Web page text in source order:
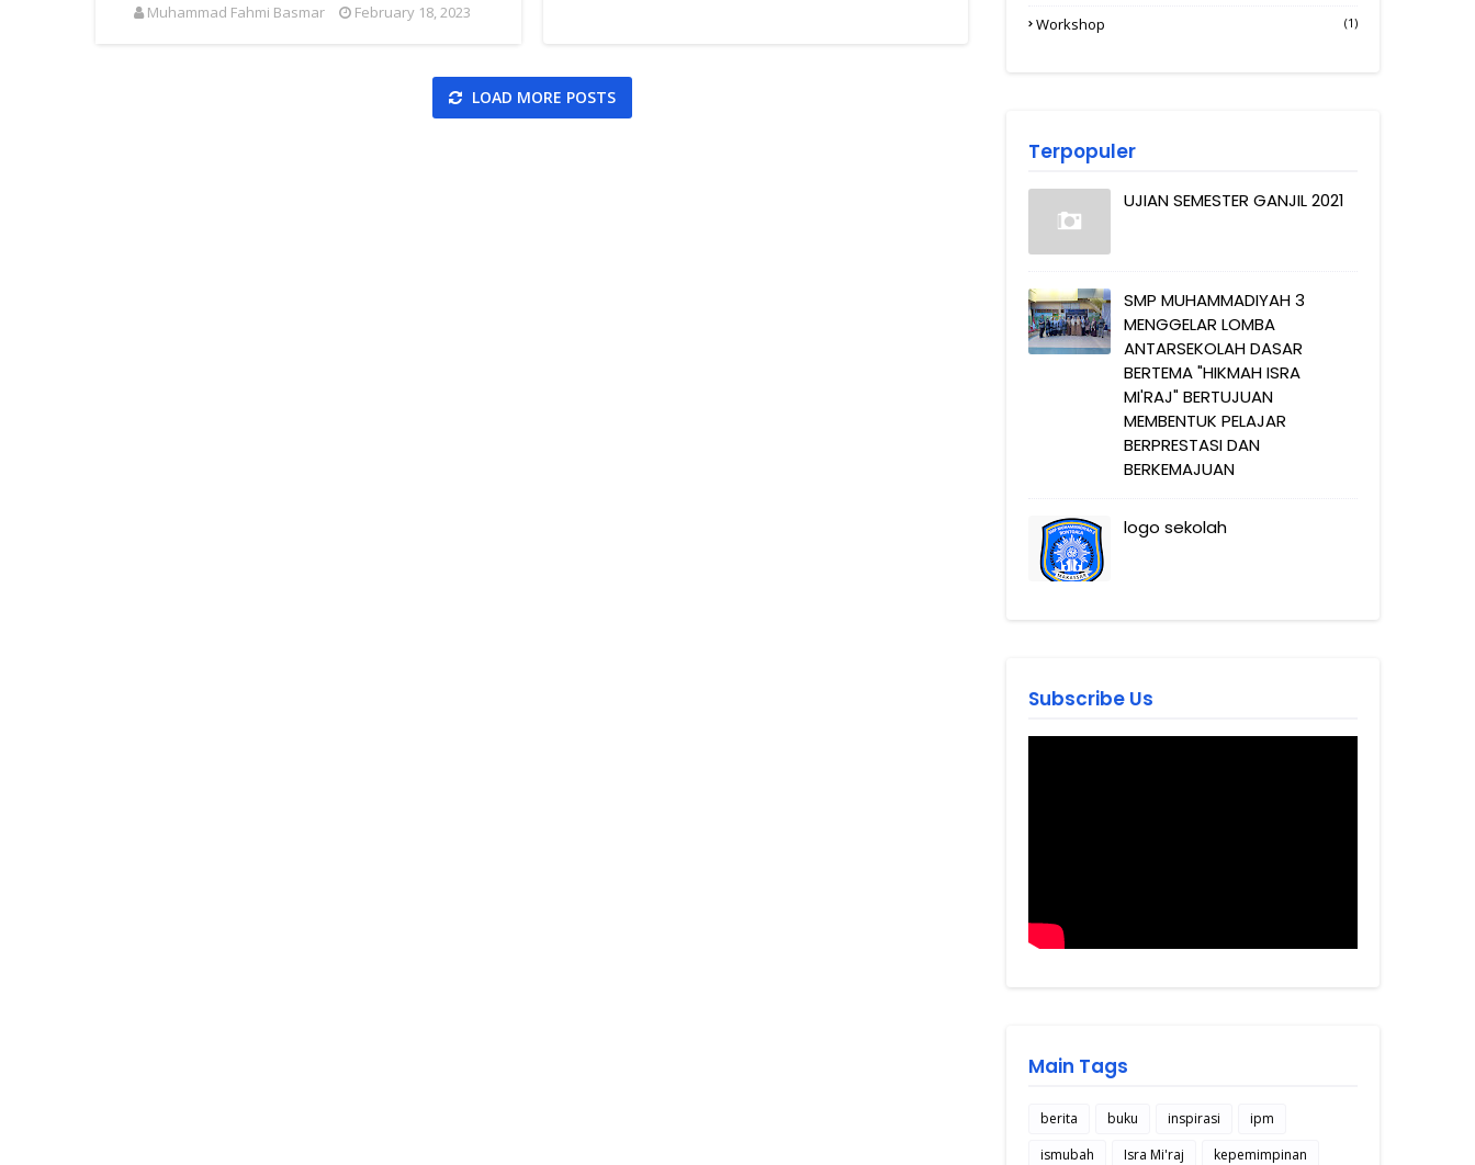
Muhammad Fahmi Basmar February 18, 2023
LOAD MORE POSTS
Workshop (1)
Terpopuler
UJIAN SEMESTER GANJIL 2021
SMP MUHAMMADIYAH 3
MENGGELAR LOMBA
ANTARSEKOLAH DASAR
BERTEMA "HIKMAH ISRA
MI'RAJ" BERTUJUAN
MEMBENTUK PELAJAR
BERPRESTASI DAN
BERKEMAJUAN
logo sekolah
Subscribe Us
Main Tags
berita buku inspirasi
ipm
ismubah
Isra Mi'raj
kepemimpinan